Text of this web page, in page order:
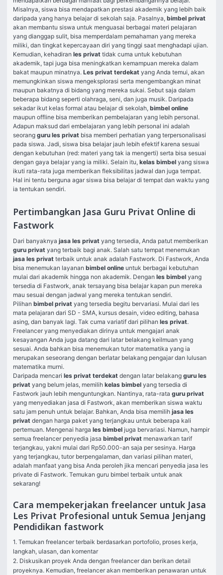
Misalnya, siswa bisa mendapatkan prestasi akademik yang lebih baik
daripada yang hanya belajar di sekolah saja. Pasalnya,
akan membantu siswa untuk menguasai berbagai materi pelajaran
yang dianggap sulit, bisa memperdalam pemahaman yang mereka
miliki, dan tingkat kepercayaan diri yang tinggi saat menghadapi ujian.
Kemudian, kehadiran les privat tidak cuma untuk kebutuhan
akademik, tapi juga bisa meningkatkan kemampuan mereka dalam
bakat maupun minatnya. Les privat terdekat yang Anda temui, akan
memungkinkan siswa mengeksplorasi serta mengembangkan minat
maupun bakatnya di bidang yang mereka sukai. Sebut saja dalam
beberapa bidang seperti olahraga, seni, dan juga musik. Daripada
sekadar ikut kelas formal atau belajar di sekolah,
maupun offline bisa memberikan pembelajaran yang lebih personal.
Adapun maksud dari embelajaran yang lebih personal ini adalah
seorang guru les privat bisa memberi perhatian yang terpersonalisasi
pada siswa. Jadi, siswa bisa belajar jauh lebih efektif karena sesuai
dengan kebutuhan (red: materi yang tak ia mengerti) serta bisa sesuai
dengan gaya belajar yang ia miliki. Selain itu, kelas bimbel yang siswa
ikuti rata-rata juga memberikan fleksibilitas jadwal dan juga tempat.
Hal ini tentu berguna agar siswa bisa belajar di tempat dan waktu yang
ia tentukan sendiri.
Pertimbangkan Jasa Guru Privat Online di
Fastwork
Dari banyaknya jasa les privat
guru privat
jasa les privat terbaik untuk anak adalah Fastwork. Di Fastwork, Anda
bisa menemukan layanan bimbel online untuk berbagai kebutuhan
mulai dari akademik hingga non akademik. Dengan les bimbel yang
tersedia di Fastwork, anak tersayang bisa belajar kapan pun mereka
mau sesuai dengan jadwal yang mereka tentukan sendiri.
Pilihan bimbel privat yang tersedia begitu bervariasi. Mulai dari les
mata pelajaran dari SD - SMA, kursus desain, video editing, bahasa
asing, dan banyak lagi. Tak cuma variatif dari pilihan les privat.
Freelancer yang menyediakan dirinya untuk mengajari anak
kesayangan Anda juga datang dari latar belakang keilmuan yang
sesuai. Anda bahkan bisa menemukan tutor matematika yang ia
merupakan seseorang dengan berlatar belakang pengajar dan lulusan
matematika murni.
Daripada mencari les privat terdekat dengan latar belakang guru les
privat yang belum jelas, memilih kelas bimbel yang tersedia di
Fastwork jauh lebih menguntungkan. Nantinya, rata-rata
yang menyediakan jasa di Fastwork, akan memberikan siswa waktu
satu jam penuh untuk belajar. Bahkan, Anda bisa memilih jasa les
privat dengan harga paket yang terjangkau untuk beberapa kali
pertemuan. Mengenai harga les bimbel juga bervariasi. Namun, hampir
semua freelancer penyedia jasa bimbel privat menawarkan tarif
terjangkau, yakni mulai dari Rp50.000-an saja per sesinya. Harga
yang terjangkau, tutor berpengalaman, dan variasi pilihan materi,
adalah manfaat yang bisa Anda peroleh jika mencari penyedia jasa les
private di Fastwork. Temukan guru bimbel terbaik untuk anak
sekarang!
Cara mempekerjakan freelancer untuk Jasa
Les Privat Profesional untuk Semua Jenjang
Pendidikan fastwork
1. Temukan freelancer terbaik berdasarkan portofolio, proses kerja,
langkah, ulasan, dan komentar
2. Diskusikan proyek Anda dengan freelancer dan berikan detail
proyeknya. Kemudian, freelancer akan memberikan penawaran untuk